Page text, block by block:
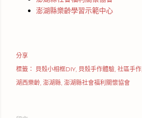
澎湖縣樂齡學習示範中心
分享
標籤：
貝殼小相框DIY 貝殼手作體驗 社區手作
湖西樂齡 澎湖縣 澎湖縣社會福利關懷協會